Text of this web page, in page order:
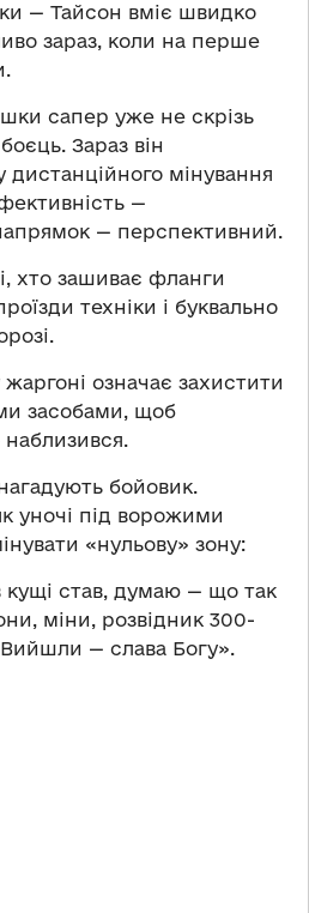
— Тайсон вміє швидко
зараз, коли на перше
сапер уже не скрізь
Зараз він
мінування
—
— перспективний.
хто зашиває фланги
техніки і буквально
означає захистити
засобами, щоб
наблизився.
нагадують бойовик.
уночі під ворожими
«нульову» зону:
кущі став, думаю — що так
міни, розвідник 300-
— слава Богу».